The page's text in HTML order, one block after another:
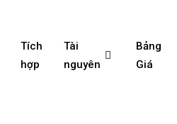
Tích
hợp
Tài
nguyên
Bảng
Giá